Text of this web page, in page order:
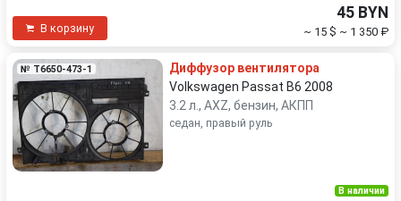
В корзину
45 BYN
~ 15 $ ~ 1 350 ₽
№ T6650-473-1
Диффузор вентилятора
Volkswagen Passat B6 2008
3.2 л., AXZ, бензин, АКПП
седан, правый руль
В наличии